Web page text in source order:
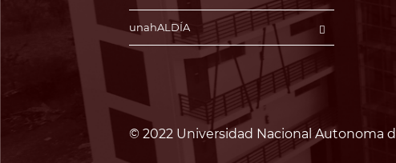
unahALDÍA
© 2022 Universidad Nacional Autonoma